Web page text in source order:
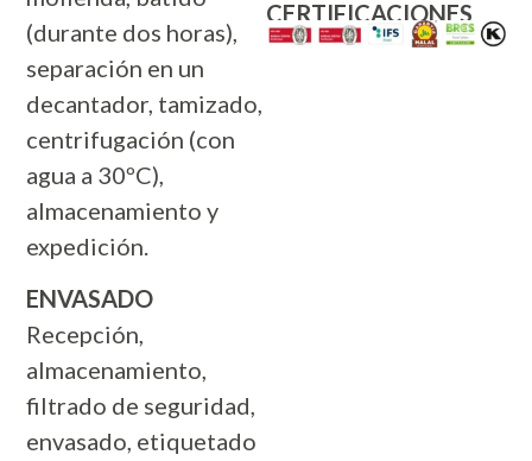
(durante dos horas),
separación en un
decantador, tamizado,
centrifugación (con
agua a 30ºC),
almacenamiento y
expedición.
ENVASADO
Recepción,
almacenamiento,
filtrado de seguridad,
envasado, etiquetado
CERTIFICACIONES